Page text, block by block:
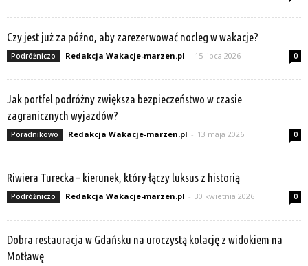
Czy jest już za późno, aby zarezerwować nocleg w wakacje?
Podróżniczo Redakcja Wakacje-marzen.pl - 15 lipca 2026 0
Jak portfel podróżny zwiększa bezpieczeństwo w czasie
zagranicznych wyjazdów?
Poradnikowo Redakcja Wakacje-marzen.pl - 13 maja 2026 0
Riwiera Turecka – kierunek, który łączy luksus z historią
Podróżniczo Redakcja Wakacje-marzen.pl - 30 kwietnia 2026 0
Dobra restauracja w Gdańsku na uroczystą kolację z widokiem na
Motławę